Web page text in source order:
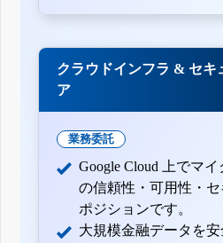
クラウドインフラ & セキ
ア
業務委託
Google Cloud 上でマ
の信頼性・可用性・
ポジションです。
大規模金融データを